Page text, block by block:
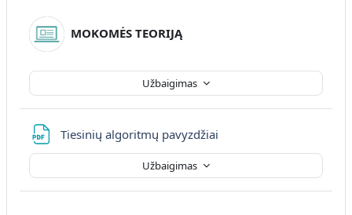
Užbaigimas
MOKOMĖS TEORIJĄ
Tiesinių algoritmų pavyzdžiai
Užbaigimas